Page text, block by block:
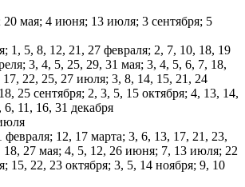
20 мая; 4 июня; 13 июля; 3 сентября; 5
1, 5, 8, 12, 21, 27 февраля; 2, 7, 10, 18, 19
3, 4, 5, 25, 29, 31 мая; 3, 4, 5, 6, 7, 18,
22, 25, 27 июля; 3, 8, 14, 15, 21, 24
25 сентября; 2, 3, 5, 15 октября; 4, 13, 14,
11, 16, 31 декабря
февраля; 12, 17 марта; 3, 6, 13, 17, 21, 23,
18, 27 мая; 4, 5, 12, 26 июня; 7, 13 июля; 22
15, 22, 23 октября; 3, 5, 14 ноября; 9, 10